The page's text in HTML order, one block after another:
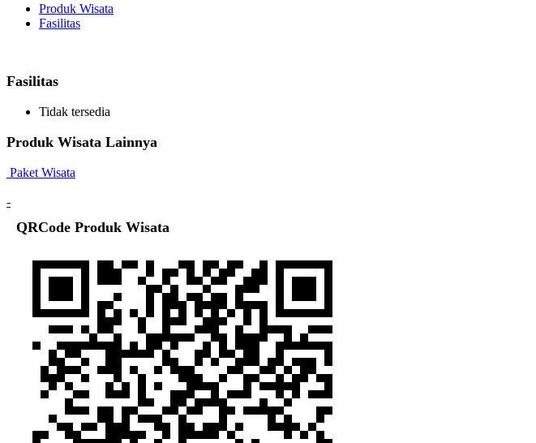
Produk Wisata
Fasilitas
Fasilitas
Tidak tersedia
Produk Wisata Lainnya
Paket Wisata
-
QRCode Produk Wisata